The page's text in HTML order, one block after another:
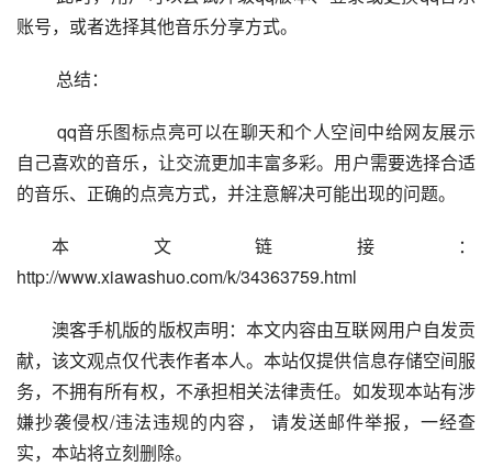
账号，或者选择其他音乐分享方式。
总结：
自己喜欢的音乐，让交流更加丰富多彩。用户需要选择合适
的音乐、正确的点亮方式，并注意解决可能出现的问题。
本文链接：
http://www.xiawashuo.com/k/34363759.html
澳客手机版的版权声明：本文内容由互联网用户自发贡
献，该文观点仅代表作者本人。本站仅提供信息存储空间服
务，不拥有所有权，不承担相关法律责任。如发现本站有涉
嫌抄袭侵权/违法违规的内容， 请发送邮件举报，一经查
实，本站将立刻删除。